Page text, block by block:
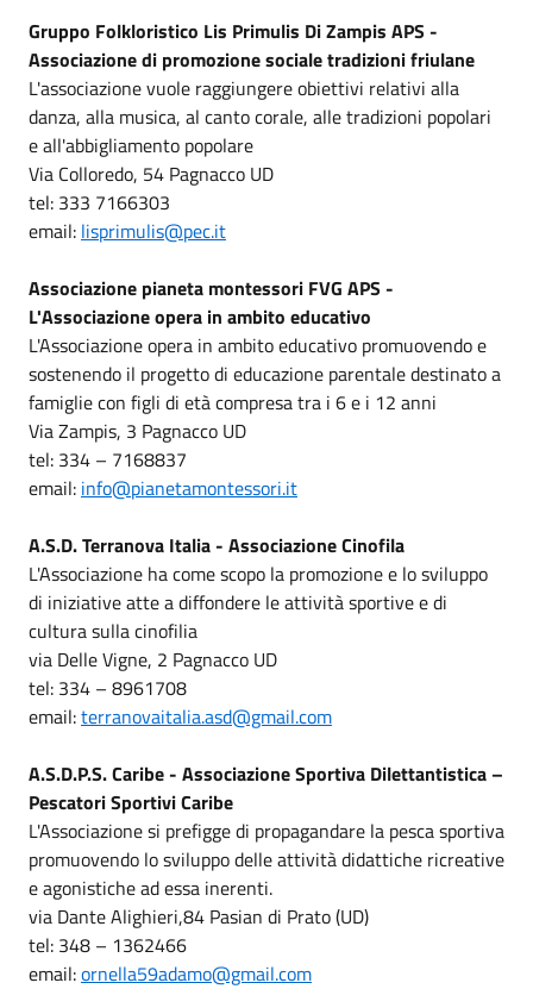
Gruppo Folkloristico Lis Primulis Di Zampis APS -
Associazione di promozione sociale tradizioni friulane
L'associazione vuole raggiungere obiettivi relativi alla
danza, alla musica, al canto corale, alle tradizioni popolari
e all'abbigliamento popolare
Via Colloredo, 54 Pagnacco UD
tel: 333 7166303
email: lisprimulis@pec.it
Associazione pianeta montessori FVG APS -
L'Associazione opera in ambito educativo
L'Associazione opera in ambito educativo promuovendo e
sostenendo il progetto di educazione parentale destinato a
famiglie con figli di età compresa tra i 6 e i 12 anni
Via Zampis, 3 Pagnacco UD
tel: 334 – 7168837
email: info@pianetamontessori.it
A.S.D. Terranova Italia - Associazione Cinofila
L'Associazione ha come scopo la promozione e lo sviluppo
di iniziative atte a diffondere le attività sportive e di
cultura sulla cinofilia
via Delle Vigne, 2 Pagnacco UD
tel: 334 – 8961708
email:terranovaitalia.asd@gmail.com
A.S.D.P.S. Caribe - Associazione Sportiva Dilettantistica –
Pescatori Sportivi Caribe
L'Associazione si prefigge di propagandare la pesca sportiva
promuovendo lo sviluppo delle attività didattiche ricreative
e agonistiche ad essa inerenti.
via Dante Alighieri,84 Pasian di Prato (UD)
tel: 348 – 1362466
email:ornella59adamo@gmail.com